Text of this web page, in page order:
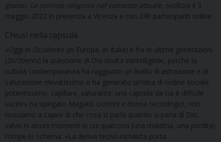
gioiosi. Le scienze religiose nel contesto attuale, svoltosi il 3
maggio 2022 in presenza a Vicenza e con 240 partecipanti online.
Chiusi nella capsula
«Oggi in Occidente (in Europa, in Italia) e fra le ultime generazioni
(20/30enni) la questione di Dio risulta inintelligibile, perché la
cultura contemporanea ha raggiunto un livello di astrazione e di
saturazione elevatissimo e ha generato un’idea di ordine sociale
potentissimo, capillare, saturante: una capsula da cui è difficile
uscire» ha spiegato Magatti. Uomini e donne tecnologici, non
riusciamo a capire di che cosa si parla quando si parla di Dio,
salvo in alcuni momenti in cui qualcosa (una malattia, una perdita)
rompe lo schema. «La deriva tecno-nichilista porta